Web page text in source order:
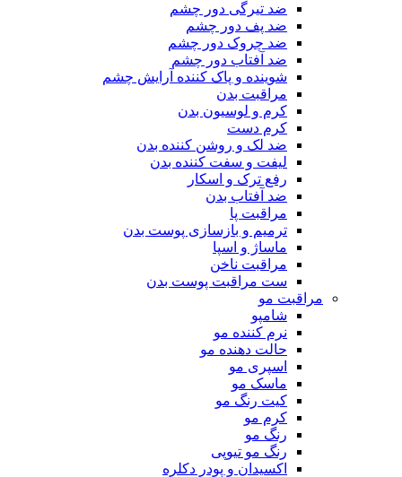
ضد تیرگی دور چشم
ضد پف دور چشم
ضد چروک دور چشم
ضد آفتاب دور چشم
شوینده و پاک کننده آرایش چشم
مراقبت بدن
کرم و لوسیون بدن
کرم دست
ضد لک و روشن کننده بدن
لیفت و سفت کننده بدن
رفع ترک و اسکار
ضد آفتاب بدن
مراقبت پا
ترمیم و بازسازی پوست بدن
ماساژ و اسپا
مراقبت ناخن
ست مراقبت پوست بدن
مراقبت مو
شامپو
نرم کننده مو
حالت دهنده مو
اسپری مو
ماسک مو
کیت رنگ مو
کرم مو
رنگ مو
رنگ مو تیوپی
اکسیدان و پودر دکلره